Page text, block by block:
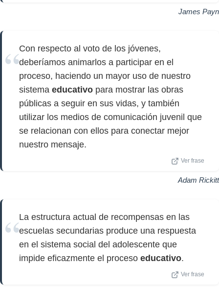
James Payn
Con respecto al voto de los jóvenes,
deberíamos animarlos a participar en el
proceso, haciendo un mayor uso de nuestro
sistema educativo para mostrar las obras
públicas a seguir en sus vidas, y también
utilizar los medios de comunicación juvenil que
se relacionan con ellos para conectar mejor
nuestro mensaje.
Ver frase
Adam Rickitt
La estructura actual de recompensas en las
escuelas secundarias produce una respuesta
en el sistema social del adolescente que
impide eficazmente el proceso educativo.
Ver frase